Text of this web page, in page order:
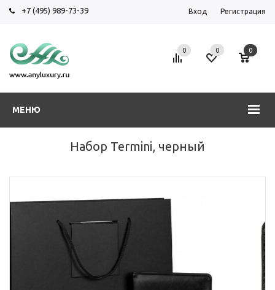
+7 (495) 989-73-39 Вход Регистрация
МЕНЮ
0 0 0
Набор Termini, черный